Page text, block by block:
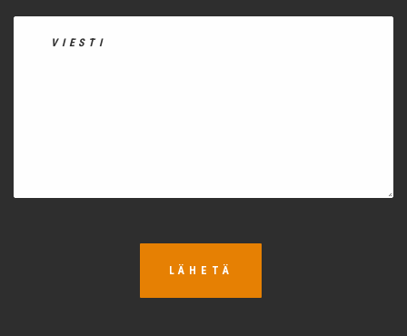
LÄHETÄ